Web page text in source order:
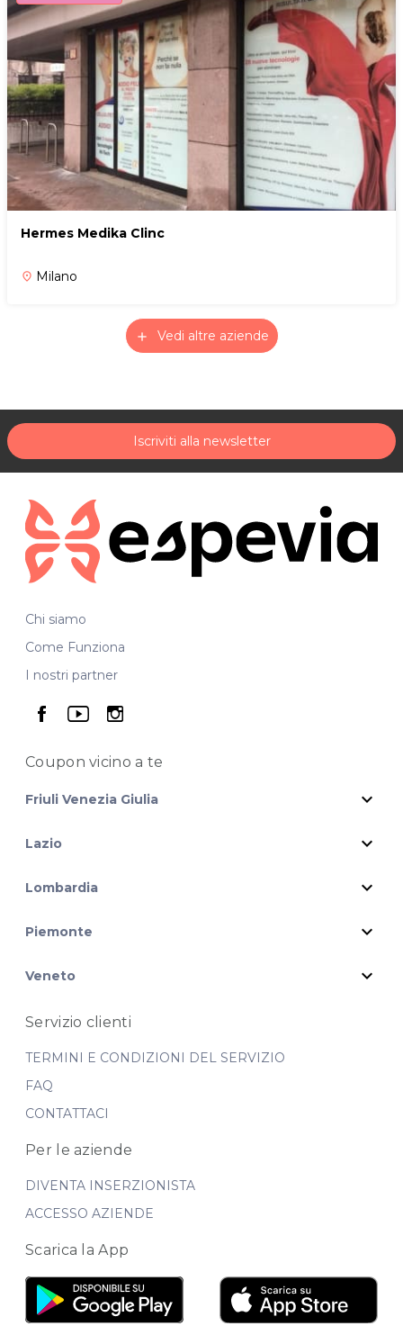
Hermes Medika Clinc
place Milano
add Vedi altre aziende
Iscriviti alla newsletter
Chi siamo
Come Funziona
I nostri partner
seguici su facebook
seguici su youtube
seguici su instagram
Coupon vicinoa te
Friuli Venezia Giulia expand_more
Lazio expand_more
Lombardia expand_more
Piemonte expand_more
Veneto expand_more
Servizio clienti
TERMINI E CONDIZIONI DEL SERVIZIO
FAQ
CONTATTACI
Per le aziende
DIVENTA INSERZIONISTA
ACCESSO AZIENDE
Scarica la App